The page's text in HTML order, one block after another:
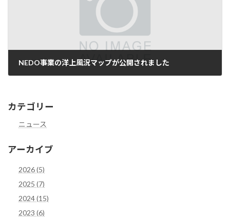
NEDO事業の洋上風況マップが公開されました
カテゴリー
ニュース
アーカイブ
2026 (5)
2025 (7)
2024 (15)
2023 (6)